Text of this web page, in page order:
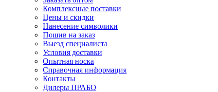
Комплексные поставки
Цены и скидки
Нанесение символики
Пошив на заказ
Выезд специалиста
Условия доставки
Опытная носка
Справочная информация
Контакты
Дилеры ПРАБО